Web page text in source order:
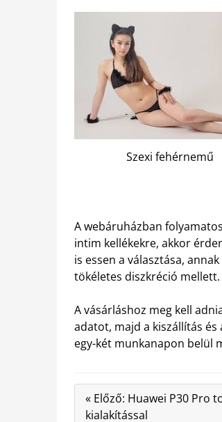
Szexi fehérnemű
A webáruházban
intim kellékekre, akkor
is essen a választása,
tökéletes diszkréció mellett.
A vásárláshoz meg kell
adatot, majd a kiszállítás
egy-két munkanapon belül
« Előző: Huawei P30 Pro
kialakítással